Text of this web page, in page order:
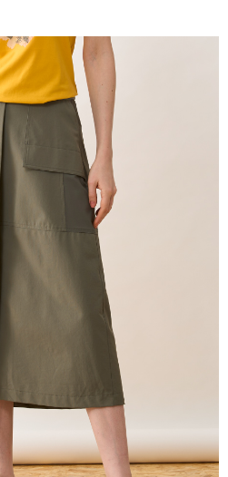
認交易或遇審核未通過，訂單將自動取
，表示未達大哥付你分期系統評分，恕無
付你分期」於每月結算日後寄送繳費提
「超商條碼／台灣大直營門市／銀行轉
通路繳費。
公司」（以下簡稱本公司）所提供，讓
商品或服務，並由商店將買賣／分期付款
使用本公司帳單繳交帳款。
」之契約關係目的，商店將以您的個人
供予台灣大哥大進項蒐集、處理及利用，
需資料之確認、核對及更正。
結：
https://oppay.tw/userRule
卡、不需儲值。
證，即可結帳。
再付款。
後付」後，將跳轉至「AFTEE先享後付」
額後，即可完成結帳。
費通知簡訊。
點擊此簡訊中的連結，可透過四大超商／
付款，方視為交易完成。
立刻繳費，但若您需要取消訂單，請聯絡
消之訂單仍視為有效，需透過AFTEE先享
後付 」之結帳頁面顯示為準，若有關於
款等相關疑問，請聯繫「AFTEE先享後付
support/home
提供之「AFTEE先享後付」服務完成之交
個人資料，並將交易相關給付款項請求債
覽以下網址：
定代理人或監護人之同意方可使用
申辦者引起之損失，本公司不負相關責
將依據個別帳號之用戶狀況，依本公司即
以上)免運費
上)免運費
上)免運費